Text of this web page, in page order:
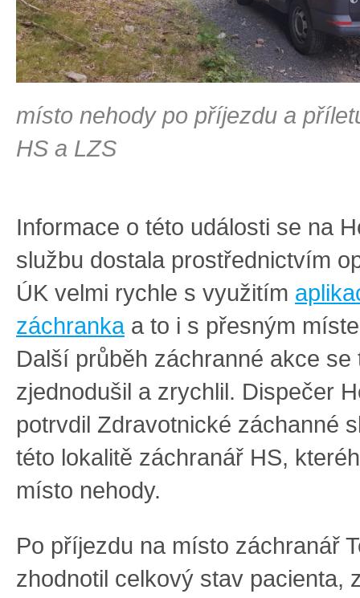
místo nehody po příjezdu a
HS a LZS
Informace o této události se na
službu dostala prostřednictvím
ÚK velmi rychle s využitím
záchrankaa to i s přesným
Další průběh záchranné akce se
zjednodušil a zrychlil. Dispečer
potrvdil Zdravotnické záchanné
této lokalitě záchranář HS,
místo nehody.
Po příjezdu na místo záchranář
zhodnotil celkový stav pacienta,